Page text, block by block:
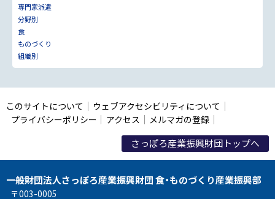
専門家派遣
分野別
食
ものづくり
組織別
このサイトについて
ウェブアクセシビリティについて
プライバシーポリシー
アクセス メルマガの登録
さっぽろ産業振興財団トップへ
一般財団法人さっぽろ産業振興財団 食・ものづくり産業振興部
〒003-0005